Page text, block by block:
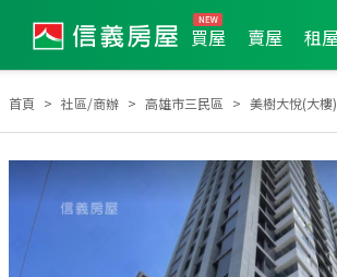
買屋 賣屋 租屋
首頁 社區/商辦 高雄市三民區 美樹大悅(大樓)